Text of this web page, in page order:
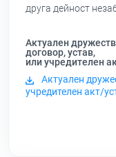
друга дейност
Актуален
договор, устав,
или учредителен
Актуален
учредителен акт/